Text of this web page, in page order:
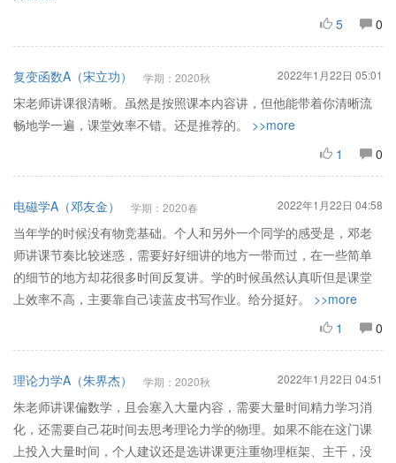
5
0
复变函数A（宋立功） 学期：2020秋 2022年1月22日 05:01
宋老师讲课很清晰。虽然是按照课本内容讲，但他能带着你清晰流
畅地学一遍，课堂效率不错。还是推荐的。 >>more
1
0
电磁学A（邓友金） 学期：2020春 2022年1月22日 04:58
当年学的时候没有物竞基础。个人和另外一个同学的感受是，邓老
师讲课节奏比较迷惑，需要好好细讲的地方一带而过，在一些简单
的细节的地方却花很多时间反复讲。学的时候虽然认真听但是课堂
上效率不高，主要靠自己读蓝皮书写作业。给分挺好。 >>more
1
0
理论力学A（朱界杰） 学期：2020秋 2022年1月22日 04:51
朱老师讲课偏数学，且会塞入大量内容，需要大量时间精力学习消
化，还需要自己花时间去思考理论力学的物理。如果不能在这门课
上投入大量时间，个人建议还是选讲课更注重物理框架、主干，没